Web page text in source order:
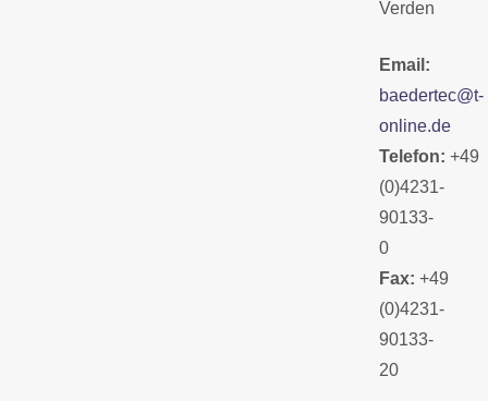
Verden
Email:
baedertec@t-
online.de
Telefon: +49
(0)4231-
90133-
0
Fax: +49
(0)4231-
90133-
20